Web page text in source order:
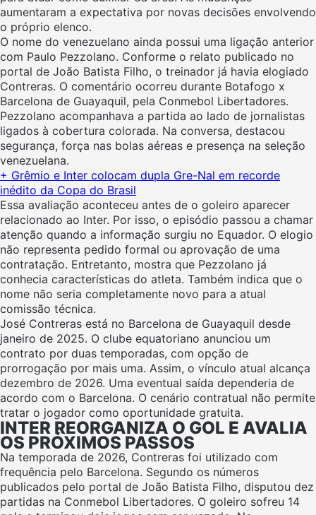
aumentaram a expectativa por novas decisões envolvendo
o próprio elenco.
O nome do venezuelano ainda possui uma ligação anterior
com Paulo Pezzolano. Conforme o relato publicado no
portal de João Batista Filho, o treinador já havia elogiado
Contreras. O comentário ocorreu durante Botafogo x
Barcelona de Guayaquil, pela Conmebol Libertadores.
Pezzolano acompanhava a partida ao lado de jornalistas
ligados à cobertura colorada. Na conversa, destacou
segurança, força nas bolas aéreas e presença na seleção
venezuelana.
+ Grêmio e Inter colocam dupla Gre-Nal em recorde
inédito da Copa do Brasil
Essa avaliação aconteceu antes de o goleiro aparecer
relacionado ao Inter. Por isso, o episódio passou a chamar
atenção quando a informação surgiu no Equador. O elogio
não representa pedido formal ou aprovação de uma
contratação. Entretanto, mostra que Pezzolano já
conhecia características do atleta. Também indica que o
nome não seria completamente novo para a atual
comissão técnica.
José Contreras está no Barcelona de Guayaquil desde
janeiro de 2025. O clube equatoriano anunciou um
contrato por duas temporadas, com opção de
prorrogação por mais uma. Assim, o vínculo atual alcança
dezembro de 2026. Uma eventual saída dependeria de
acordo com o Barcelona. O cenário contratual não permite
tratar o jogador como oportunidade gratuita.
INTER REORGANIZA O GOL E AVALIA
OS PRÓXIMOS PASSOS
Na temporada de 2026, Contreras foi utilizado com
frequência pelo Barcelona. Segundo os números
publicados pelo portal de João Batista Filho, disputou dez
partidas na Conmebol Libertadores. O goleiro sofreu 14